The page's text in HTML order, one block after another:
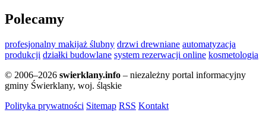
Polecamy
profesjonalny makijaż ślubny drzwi drewniane automatyzacja
produkcji działki budowlane system rezerwacji online kosmetologia
© 2006–2026 swierklany.info – niezależny portal informacyjny
gminy Świerklany, woj. śląskie
Polityka prywatności Sitemap RSS Kontakt